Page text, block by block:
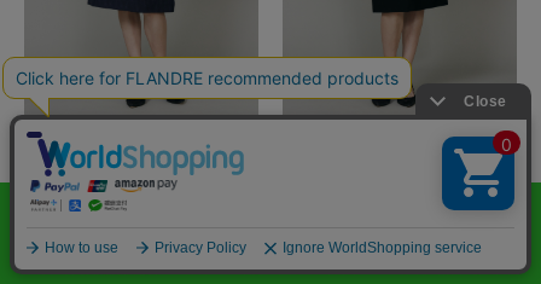
INED
シルクウールストライプペンシルスカート
￥35,200(税込)
オゾン防縮加工ペンシルスカート